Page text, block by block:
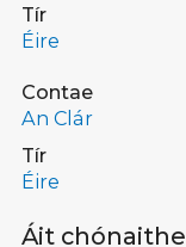
Tír
Éire
Contae
An Clár
Tír
Éire
Áit chónaithe